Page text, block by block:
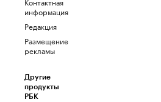
информация
Редакция
Размещение
рекламы
Другие
продукты
РБК